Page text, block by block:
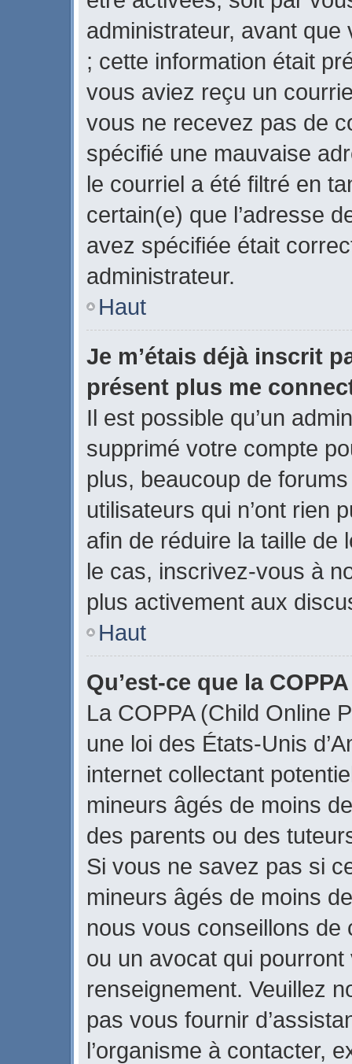
administrateur, avant
; cette information était
vous aviez reçu un
vous ne recevez pas de
spécifié une mauvaise
le courriel a été filtré en
certain(e) que l’adresse
avez spécifiée était
administrateur.
Haut
Je m’étais déjà inscrit
présent plus me
Il est possible qu’un
supprimé votre compte
plus, beaucoup de
utilisateurs qui n’ont rien
afin de réduire la taille de
le cas, inscrivez-vous à
plus activement aux
Haut
Qu’est-ce que la
La COPPA (Child Online
une loi des États-Unis
internet collectant
mineurs âgés de moins
des parents ou des
Si vous ne savez pas si
mineurs âgés de moins
nous vous conseillons de
ou un avocat qui
renseignement. Veuillez
pas vous fournir
l’organisme à contacter,